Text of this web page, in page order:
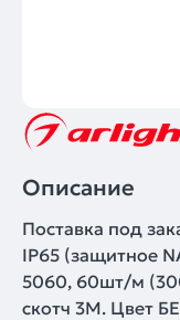
Описание
Поставка под
IP65 (защитное
5060, 60шт/м
скотч 3М. Цвет